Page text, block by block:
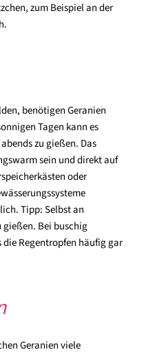
zum Beispiel an der
benötigen Geranien
Tagen kann es
zu gießen. Das
sein und direkt auf
oder
Tipp: Selbst an
gießen. Bei buschig
die Regentropfen häufig gar
Geranien viele